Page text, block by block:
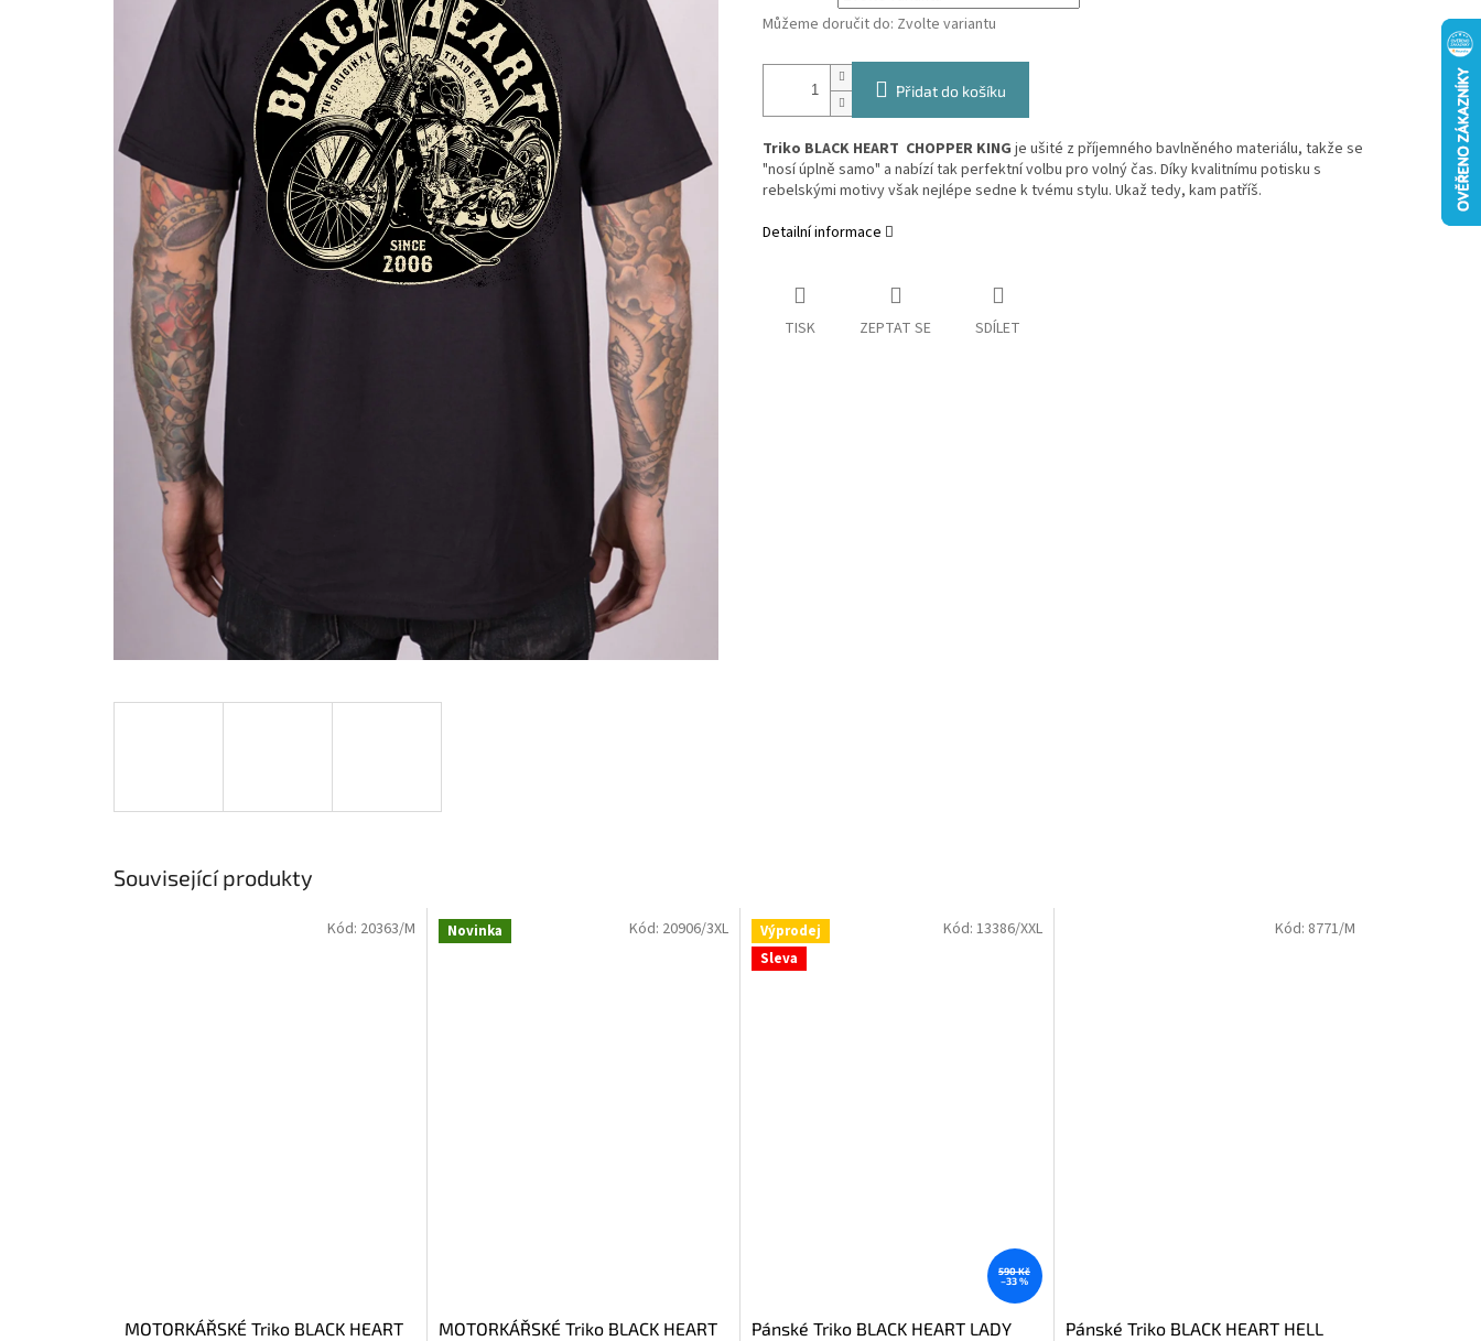
Můžeme doručit do: Zvolte variantu
Přidat do košíku
Triko BLACK HEART CHOPPER KING je ušité z příjemného bavlněného materiálu, takže se
"nosí úplně samo" a nabízí tak perfektní volbu pro volný čas. Díky kvalitnímu potisku s
rebelskými motivy však nejlépe sedne k tvému stylu. Ukaž tedy, kam patříš.
Detailní informace
TISK ZEPTAT SE SDÍLET
Související produkty
MOTORKÁŘSKÉ Triko BLACK HEART
Kód: 20363/M Novinka
MOTORKÁŘSKÉ Triko BLACK HEART
Kód: 20906/3XL
Výprodej
Sleva
590 Kč
–33 %
Pánské Triko BLACK HEART LADY
Kód: 13386/XXL
Pánské Triko BLACK HEART HELL
Kód: 8771/M